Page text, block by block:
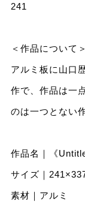
241
＜作品について＞
アルミ板に山口
作で、作品は一
のは一つとない
作品名｜《
サイズ｜
素材｜アルミ